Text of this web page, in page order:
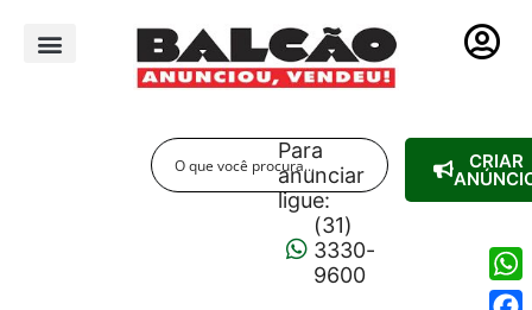
Para
anunciar
ligue:
(31)
3330-
9600
CRIAR